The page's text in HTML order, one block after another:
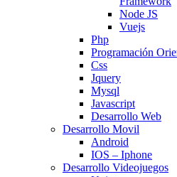
Node JS
Vuejs
Php
Programación
Css
Jquery
Mysql
Javascript
Desarrollo Web
Desarrollo Movil
Android
IOS – Iphone
Desarrollo Videojuegos